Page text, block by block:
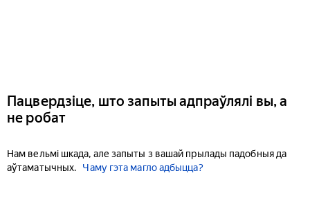
Пацвердзіце, што запыты адпраўлялі вы, а
не робат
Нам вельмі шкада, але запыты з вашай прылады падобныя да
аўтаматычных.
Чаму гэта магло адбыцца?